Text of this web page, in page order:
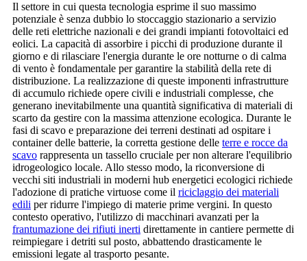
Il settore in cui questa tecnologia esprime il suo massimo
potenziale è senza dubbio lo stoccaggio stazionario a servizio
delle reti elettriche nazionali e dei grandi impianti fotovoltaici ed
eolici. La capacità di assorbire i picchi di produzione durante il
giorno e di rilasciare l'energia durante le ore notturne o di calma
di vento è fondamentale per garantire la stabilità della rete di
distribuzione. La realizzazione di queste imponenti infrastrutture
di accumulo richiede opere civili e industriali complesse, che
generano inevitabilmente una quantità significativa di materiali di
scarto da gestire con la massima attenzione ecologica. Durante le
fasi di scavo e preparazione dei terreni destinati ad ospitare i
container delle batterie, la corretta gestione delle terre e rocce da
scavo rappresenta un tassello cruciale per non alterare l'equilibrio
idrogeologico locale. Allo stesso modo, la riconversione di
vecchi siti industriali in moderni hub energetici ecologici richiede
l'adozione di pratiche virtuose come il riciclaggio dei materiali
edili per ridurre l'impiego di materie prime vergini. In questo
contesto operativo, l'utilizzo di macchinari avanzati per la
frantumazione dei rifiuti inerti direttamente in cantiere permette di
reimpiegare i detriti sul posto, abbattendo drasticamente le
emissioni legate al trasporto pesante.